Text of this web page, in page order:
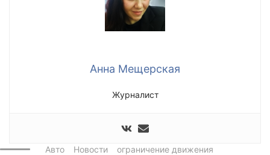
Анна Мещерская
Журналист
Авто Новости ограничение движения